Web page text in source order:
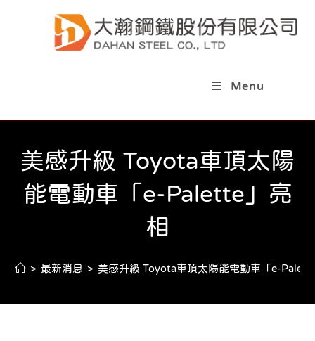
Menu
美感升級 Toyota車頂太陽
能電動車「e-Palette」亮
相
> 最新消息 > 美感升級 Toyota車頂太陽能電動車「e-